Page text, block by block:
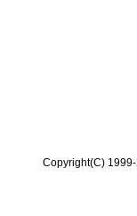
Copyright(C)